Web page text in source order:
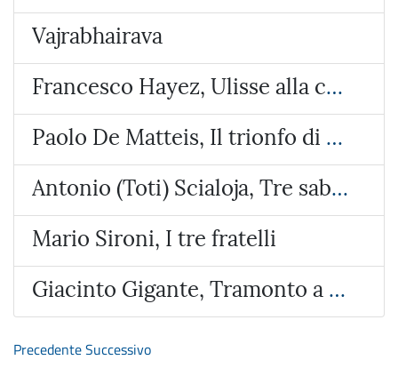
Vajrabhairava
Francesco Hayez, Ulisse alla corte di Alcinoo re dei Feaci
Paolo De Matteis, Il trionfo di Galatea
Antonio (Toti) Scialoja, Tre sabbie
Mario Sironi, I tre fratelli
Giacinto Gigante, Tramonto a Bacoli
PrecedenteSuccessivo